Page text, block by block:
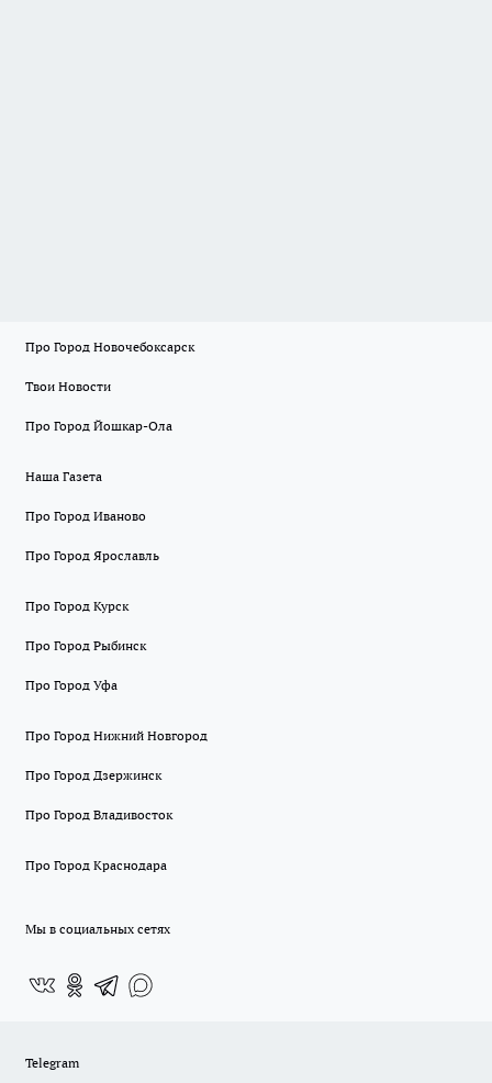
Про Город Новочебоксарск
Твои Новости
Про Город Йошкар-Ола
Наша Газета
Про Город Иваново
Про Город Ярославль
Про Город Курск
Про Город Рыбинск
Про Город Уфа
Про Город Нижний Новгород
Про Город Дзержинск
Про Город Владивосток
Про Город Краснодара
Мы в социальных сетях
Telegram